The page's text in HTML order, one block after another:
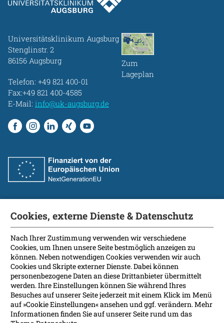
Universitätsklinikum Augsburg
Stenglinstr. 2
86156 Augsburg
Telefon: +49 821 400-01
Fax:+49 821 400-4585
E-Mail: info@uk-augsburg.de
Zum
Lageplan
Fakultät
International Patients
Kontakt
Presse
Soziale Medien
Barrierefreiheit
Datenschutz
Cookies, externe Dienste & Datenschutz
Nach Ihrer Zustimmung verwenden wir verschiedene
Cookies, um Ihnen unsere Seite bestmöglich anzeigen zu
können. Neben notwendigen Cookies verwenden wir auch
Cookies und Skripte externer Dienste. Dabei können
personenbezogene Daten an diese Drittanbieter übermittelt
werden. Ihre Einstellungen können Sie während Ihres
Besuches auf unserer Seite jederzeit mit einem Klick im Menü
auf »Cookie Einstellungen« ansehen und ggf. verändern. Mehr
Informationen finden Sie auf unserer Seite rund um das